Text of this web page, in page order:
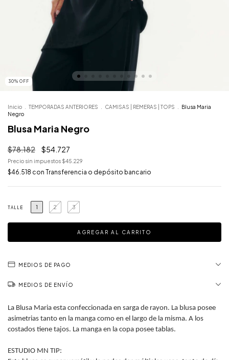
30% OFF
Inicio TEMPORADAS ANTERIORES CAMISAS | REMERAS | TOPS
Blusa Maria
Negro
Blusa Maria Negro
$78.182 $54.727
Precio sin impuestos $45.229
$46.518 con Transferencia o depósito bancario
TALLE 1 2 3
MEDIOS DE PAGO
MEDIOS DE ENVÍO
La Blusa Maria esta confeccionada en sarga de rayon. La blusa posee
asimetrias tanto en la manga como en el largo de la misma. A los
costados tiene tajos. La manga en la copa posee tablas.
ESTUDIO MN TIP: